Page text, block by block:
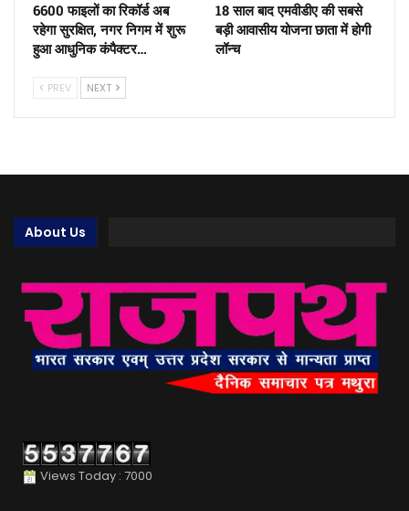
6600 फाइलों का रिकॉर्ड अब
रहेगा सुरक्षित, नगर निगम में शुरू
हुआ आधुनिक कंपैक्टर…
18 साल बाद एमवीडीए की सबसे
बड़ी आवासीय योजना छाता में होगी
लॉन्च
PREV NEXT
About Us
Views Today : 7000